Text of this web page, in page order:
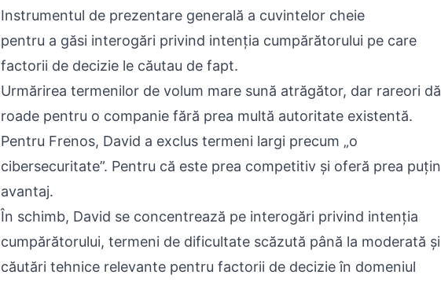
Instrumentul de prezentare generală a cuvintelor cheie
pentru a găsi interogări privind intenția cumpărătorului pe care
factorii de decizie le căutau de fapt.
Urmărirea termenilor de volum mare sună atrăgător, dar rareori dă
roade pentru o companie fără prea multă autoritate existentă.
Pentru Frenos, David a exclus termeni largi precum „o
cibersecuritate”. Pentru că este prea competitiv și oferă prea puțin
avantaj.
În schimb, David se concentrează pe interogări privind intenția
cumpărătorului, termeni de dificultate scăzută până la moderată și
căutări tehnice relevante pentru factorii de decizie în domeniul